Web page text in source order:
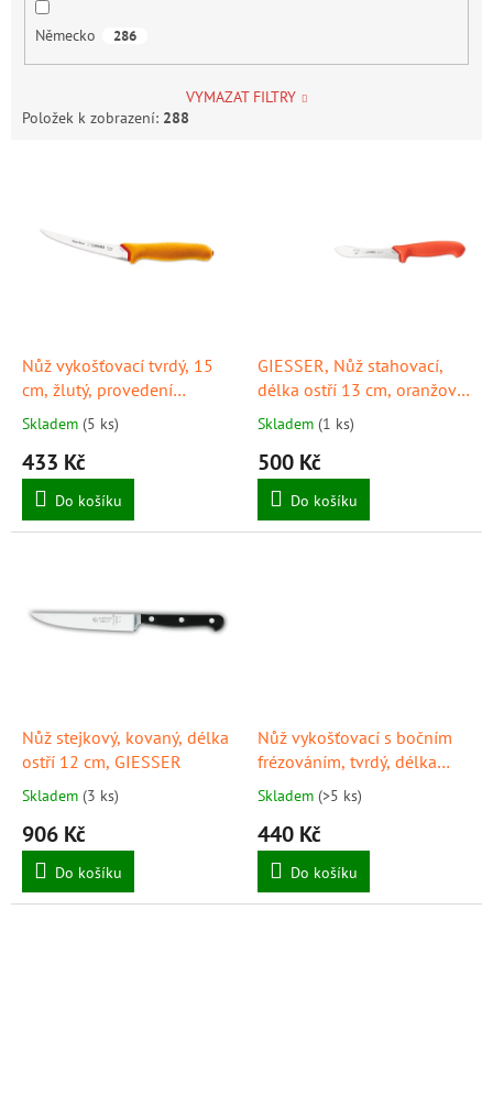
Německo 286
VYMAZAT FILTRY
Položek k zobrazení: 288
Nůž vykošťovací tvrdý, 15
cm, žlutý, provedení
"PrimeLine", GIESSER
Skladem (5 ks)
433 Kč
Do košíku
GIESSER, Nůž stahovací,
délka ostří 13 cm, oranžový
, provedení "Wild Line"
Skladem (1 ks)
500 Kč
Do košíku
Nůž stejkový, kovaný, délka
ostří 12 cm, GIESSER
Skladem (3 ks)
906 Kč
Do košíku
Nůž vykošťovací s bočním
frézováním, tvrdý, délka
ostří 15 cm, černý,
provedení "PrimeLine",
GIESSER
Skladem (>5 ks)
440 Kč
Do košíku